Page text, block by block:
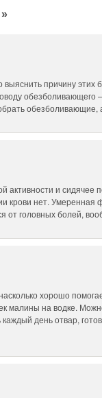
причину этих
обезболивающие,
активности и сидячее
крови нет. Умеренная
от головных болей,
хорошо
малины на водке.
каждый день отвар,